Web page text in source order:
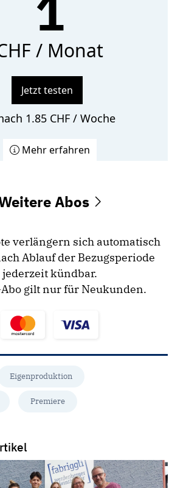
/ Monat
Jetzt testen
1.85 CHF / Woche
Mehr erfahren
Abos
verlängern sich automatisch
Ablauf der Bezugsperiode
jederzeit kündbar.
Abo gilt nur für Neukunden.
Eigenproduktion
Premiere